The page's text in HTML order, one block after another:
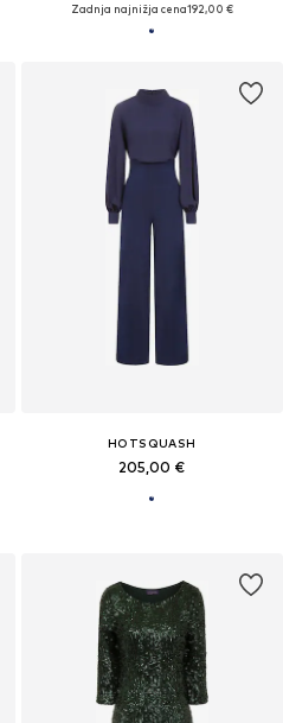
Zadnja najnižja cena192,00 €
HOTSQUASH
205,00 €